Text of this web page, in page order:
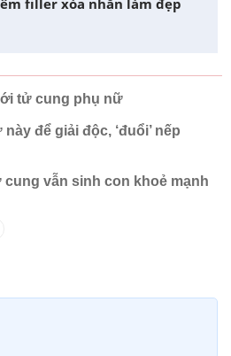
filler xóa nhăn làm đẹp
tử cung phụ nữ
để giải độc, ‘đuổi’ nếp
cung vẫn sinh con khoẻ mạnh